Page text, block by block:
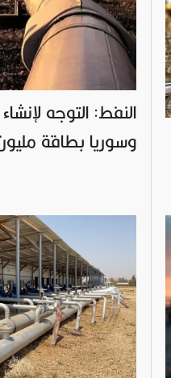
النفط: التوجه
وسوريا بطاقة